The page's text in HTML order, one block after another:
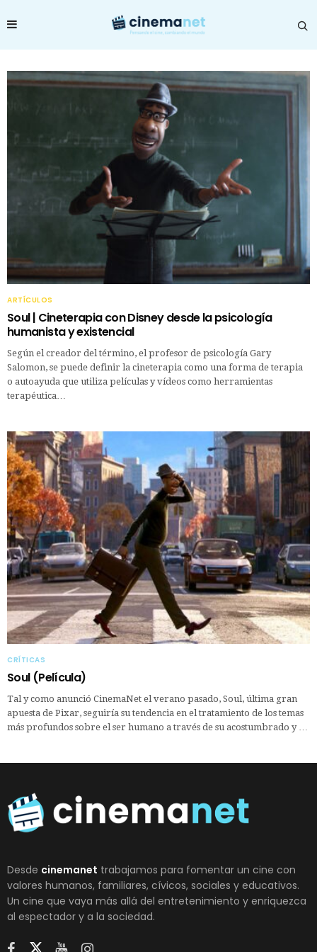
ARTÍCULOS
Soul | Cineterapia con Disney desde la psicología
humanista y existencial
Según el creador del término, el profesor de psicología Gary
Salomon, se puede definir la cineterapia como una forma de terapia
o autoayuda que utiliza películas y vídeos como herramientas
terapéutica…
CRÍTICAS
Soul (Película)
Tal y como anunció CinemaNet el verano pasado, Soul, última gran
apuesta de Pixar, seguiría su tendencia en el tratamiento de los temas
más profundos sobre el ser humano a través de su acostumbrado y …
Desde cinemanet trabajamos para fomentar un cine con
valores humanos, familiares, cívicos, sociales y educativos.
Un cine que vaya más allá del entretenimiento y enriquezca
al espectador y a la sociedad.